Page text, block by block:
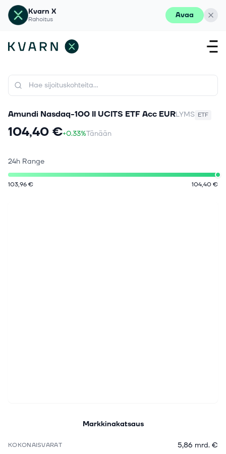
Kvarn X
Rahoitus Avaa
Amundi Nasdaq-100 II UCITS ETF Acc EURLYMS ETF
104,40 €+0.33%Tänään
24h Range
103,96 € 104,40 €
Markkinakatsaus
KOKONAISVARAT 5,86 mrd. €